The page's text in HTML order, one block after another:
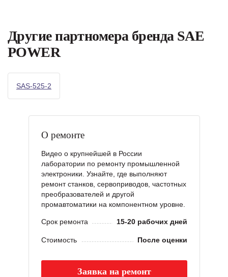
Другие партномера бренда SAE
POWER
SAS-525-2
О ремонте
Видео о крупнейшей в России
лаборатории по ремонту промышленной
электроники. Узнайте, где выполняют
ремонт станков, сервоприводов, частотных
преобразователей и другой
промавтоматики на компонентном уровне.
Срок ремонта 15-20 рабочих дней
Стоимость После оценки
Заявка на ремонт